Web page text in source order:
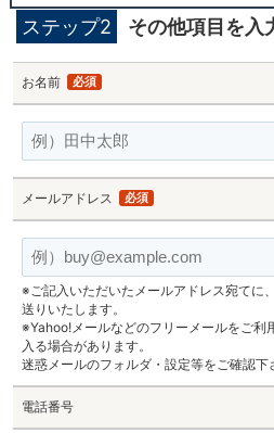
ステップ2 その他項目を入
お名前 必須
メールアドレス 必須
※ご記入いただいたメールアドレス宛てに
送りいたします。
※Yahoo!メールなどのフリーメールをご利
入る場合があります。
迷惑メールのフォルダ・設定等をご確認下
電話番号